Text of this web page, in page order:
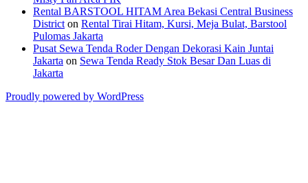
Rental BARSTOOL HITAM Area Bekasi Central Business
District on Rental Tirai Hitam, Kursi, Meja Bulat, Barstool
Pulomas Jakarta
Pusat Sewa Tenda Roder Dengan Dekorasi Kain Juntai
Jakarta on Sewa Tenda Ready Stok Besar Dan Luas di
Jakarta
Proudly powered by WordPress